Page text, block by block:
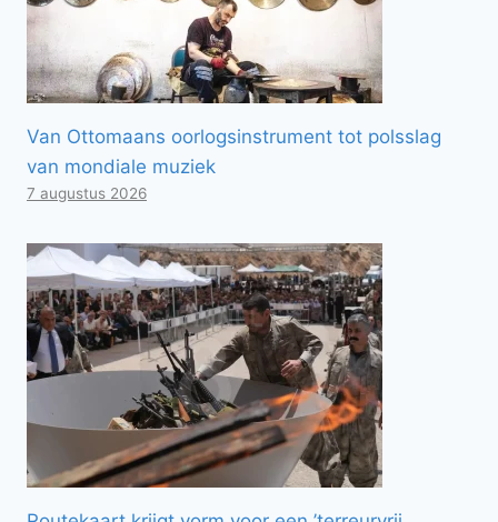
Van Ottomaans oorlogsinstrument tot polsslag
van mondiale muziek
7 augustus 2026